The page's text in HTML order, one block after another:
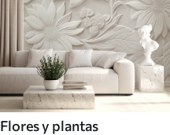
Flores y plantas